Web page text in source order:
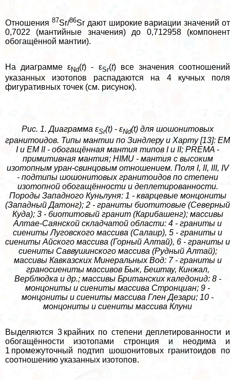
Отношения 87Sr/86Sr дают широкие вариации значений от
0,7022 (мантийные значения) до 0,712958 (компонент
обогащённой мантии).
На диаграмме εNd(t) - εSr(t) все значения соотношений
указанных изотопов распадаются на 4 кучных поля
фигуративных точек (см. рисунок).
Рис. 1. Диаграмма εSr(t) - εNd(t) для шошонитовых
гранитоидов. Типы мантии по Зиндлеру и Харту [13]: EM
I и EM II - обогащённая мантия типов I и II; PREMA -
примитивная мантия; HIMU - мантия с высоким
изотопным уран-свинцовым отношением. Поля I, II, III, IV
- подтипы шошонитовых гранитоидов по степени
изотопной обогащённости и деплетированности.
Породы Западного Куньлуня: 1 - кварцевые монцониты
(Западный Датонг); 2 - граниты биотитовые (Северный
Куда); 3 - биотитовый гранит (Карибашенг); массивы
Алтае-Саянской складчатой области: 4 - граниты и
сиениты Луговского массива (Салаир), 5 - граниты и
сиениты Айского массива (Горный Алтай), 6 - граниты и
сиениты Саввушинского массива (Рудный Алтай);
массивы Кавказских Минеральных Вод: 7 - граниты и
граносиениты массивов Бык, Бештау, Кинжал,
Верблюдка и др.; массивы Британских каледонид: 8 -
монцониты и сиениты массива Стронциан; 9 -
монцониты и сиениты массива Глен Дезари; 10 -
монцониты и сиениты массива Клуни
Выделяются 3 крайних по степени деплетированности и
обогащённости изотопами стронция и неодима и
1 промежуточный подтип шошонитовых гранитоидов по
соотношению указанных изотопов.